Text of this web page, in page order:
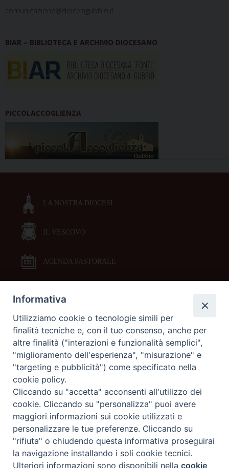
comunicazione@diocesigubbio.it
BIAR – BIBLIOTECA E ARCHIVIO DIOCESANO
PICCOLACCOGLIENZA
LA NOSTRA DIOCESI
IL VESCOVO
AGENDA PASTORALE
DOCUMENTI PASTORALI
ORARI MESSE
LITURGIA DELLE ORE
GALLERIE FOTOGRAFICHE
GALLERIE VIDEO
Preferenze Cookie
Informativa
Utilizziamo cookie o tecnologie simili per
finalità tecniche e, con il tuo consenso, anche per
altre finalità ("interazioni e funzionalità semplici",
"miglioramento dell'esperienza", "misurazione" e
"targeting e pubblicità") come specificato nella
cookie policy.
Cliccando su "accetta" acconsenti all'utilizzo dei
cookie. Cliccando su "personalizza" puoi avere
maggiori informazioni sui cookie utilizzati e
personalizzare le tue preferenze. Cliccando su
"rifiuta" o chiudendo questa informativa proseguirai
la navigazione installando i soli cookie tecnici.
Ulteriori informazioni sono disponibili nellacookie